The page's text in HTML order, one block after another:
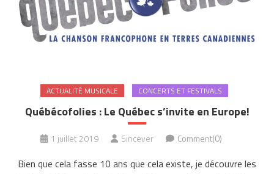
ACTUALITÉ MUSICALE CONCERTS ET FESTIVALS
Québécofolies : Le Québec s’invite en Europe!
1 juillet 2019 Sincever Comment(0)
Bien que cela fasse 10 ans que cela existe, je découvre les